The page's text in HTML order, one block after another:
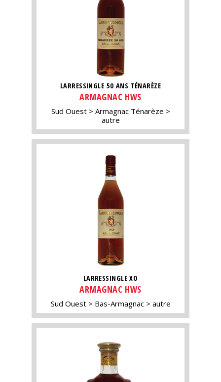
LARRESSINGLE 50 ANS TÉNARÈZE
ARMAGNAC HWS
Sud Ouest
Armagnac Ténarèze
autre
LARRESSINGLE XO
ARMAGNAC HWS
Sud Ouest Bas-Armagnac autre